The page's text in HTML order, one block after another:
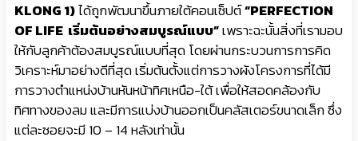
KLONG 1)ได้ถูกพัฒนาขึ้นภายใต้คอนเซ็ปต์“PERFECTION
OF LIFE เริ่มต้นอย่างสมบูรณ์แบบ”เพราะฉะนั้นสิ่งที่เรามอบ
ให้กับลูกค้าต้องสมบูรณ์แบบที่สุด โดยผ่านกระบวนการการคิด
วิเคราะห์มาอย่างดีที่สุด เริ่มต้นตั้งแต่การวางผังโครงการที่ได้มี
การวางตำแหน่งบ้านหันหน้าทิศเหนือ-ใต้ เพื่อให้สอดคล้องกับ
ทิศทางของลม และมีการแบ่งบ้านออกเป็นคลัสเตอร์ขนาดเล็ก ซึ่ง
แต่ละซอยจะมี 10 – 14 หลังเท่านั้น